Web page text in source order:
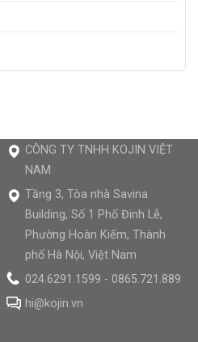
CÔNG TY TNHH KOJIN VIỆT
NAM
Tầng 3, Tòa nhà Savina
Building, Số 1 Phố Đinh Lễ,
Phường Hoàn Kiếm, Thành
phố Hà Nội, Việt Nam
024.6291.1599 - 0865.721.889
hi@kojin.vn